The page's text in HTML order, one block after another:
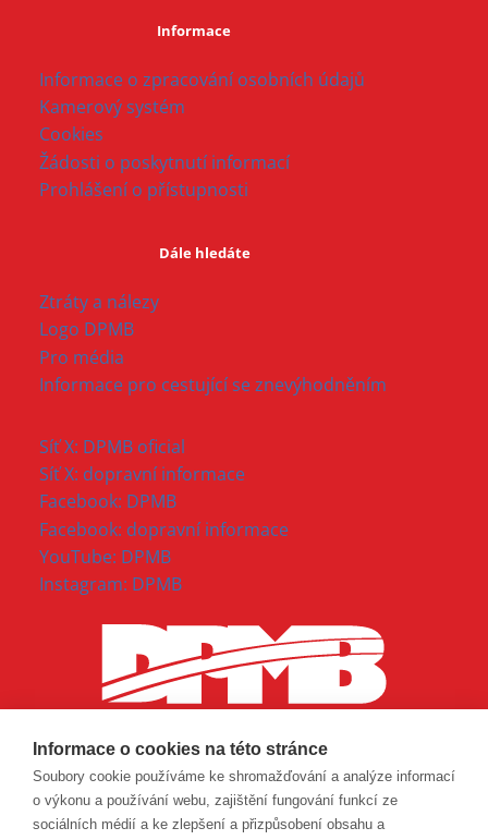
Informace
Informace o zpracování osobních údajů
Kamerový systém
Cookies
Žádosti o poskytnutí informací
Prohlášení o přístupnosti
Dále hledáte
Ztráty a nálezy
Logo DPMB
Pro média
Informace pro cestující se znevýhodněním
Síť X: DPMB oficial
Síť X: dopravní informace
Facebook: DPMB
Facebook: dopravní informace
YouTube: DPMB
Instagram: DPMB
Informace o cookies na této stránce
Soubory cookie používáme ke shromažďování a analýze informací
o výkonu a používání webu, zajištění fungování funkcí ze
sociálních médií a ke zlepšení a přizpůsobení obsahu a